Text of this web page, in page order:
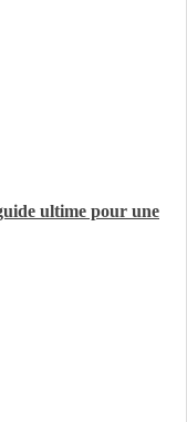
ultime pour une